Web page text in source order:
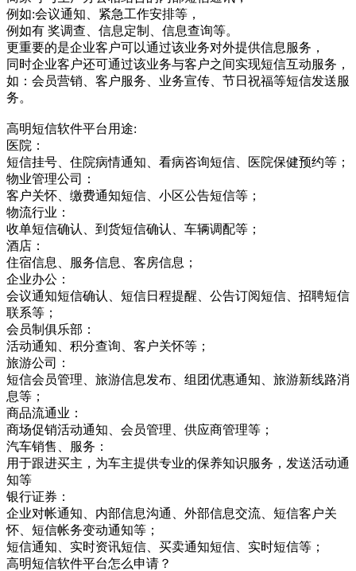
例如:会议通知、紧急工作安排等，
例如有 奖调查、信息定制、信息查询等。
更重要的是企业客户可以通过该业务对外提供信息服务，
同时企业客户还可通过该业务与客户之间实现短信互动服务，
如：会员营销、客户服务、业务宣传、节日祝福等短信发送服
务。
高明短信软件平台用途:
医院：
短信挂号、住院病情通知、看病咨询短信、医院保健预约等；
物业管理公司：
客户关怀、缴费通知短信、小区公告短信等；
物流行业：
收单短信确认、到货短信确认、车辆调配等；
酒店：
住宿信息、服务信息、客房信息；
企业办公：
会议通知短信确认、短信日程提醒、公告订阅短信、招聘短信
联系等；
会员制俱乐部：
活动通知、积分查询、客户关怀等；
旅游公司：
短信会员管理、旅游信息发布、组团优惠通知、旅游新线路消
息等；
商品流通业：
商场促销活动通知、会员管理、供应商管理等；
汽车销售、服务：
用于跟进买主，为车主提供专业的保养知识服务，发送活动通
知等
银行证券：
企业对帐通知、内部信息沟通、外部信息交流、短信客户关
怀、短信帐务变动通知等；
短信通知、实时资讯短信、买卖通知短信、实时短信等；
高明短信软件平台怎么申请？